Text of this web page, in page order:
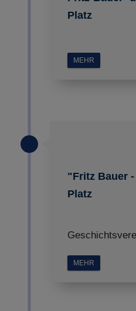
Platz
MEHR
"Fritz Bauer
Platz
MEHR